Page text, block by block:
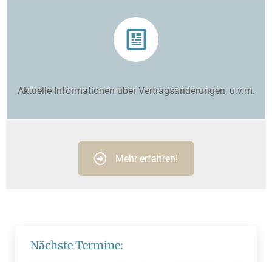
Aktuelle Informationen über Vertragsänderungen, u.v.m.
Mehr erfahren!
Nächste Termine: